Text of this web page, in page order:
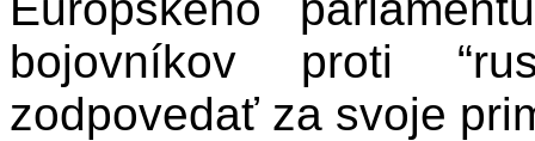
bojovníkov proti
zodpovedať za svoje